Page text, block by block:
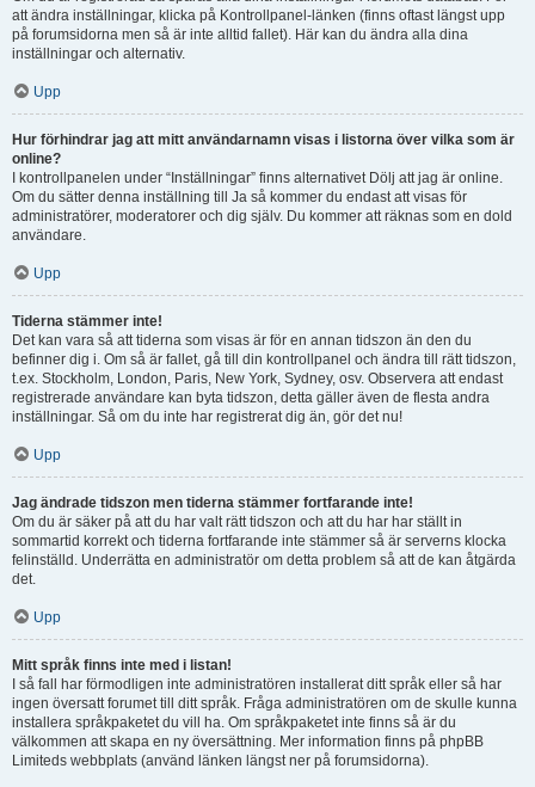
att ändra inställningar, klicka på Kontrollpanel-länken (finns oftast längst upp
på forumsidorna men så är inte alltid fallet). Här kan du ändra alla dina
inställningar och alternativ.
Upp
Hur förhindrar jag att mitt användarnamn visas i listorna över vilka som är
online?
I kontrollpanelen under “Inställningar” finns alternativet Dölj att jag är online.
Om du sätter denna inställning till Ja så kommer du endast att visas för
administratörer, moderatorer och dig själv. Du kommer att räknas som en dold
användare.
Upp
Tiderna stämmer inte!
Det kan vara så att tiderna som visas är för en annan tidszon än den du
befinner dig i. Om så är fallet, gå till din kontrollpanel och ändra till rätt tidszon,
t.ex. Stockholm, London, Paris, New York, Sydney, osv. Observera att endast
registrerade användare kan byta tidszon, detta gäller även de flesta andra
inställningar. Så om du inte har registrerat dig än, gör det nu!
Upp
Jag ändrade tidszon men tiderna stämmer fortfarande inte!
Om du är säker på att du har valt rätt tidszon och att du har har ställt in
sommartid korrekt och tiderna fortfarande inte stämmer så är serverns klocka
felinställd. Underrätta en administratör om detta problem så att de kan åtgärda
det.
Upp
Mitt språk finns inte med i listan!
I så fall har förmodligen inte administratören installerat ditt språk eller så har
ingen översatt forumet till ditt språk. Fråga administratören om de skulle kunna
installera språkpaketet du vill ha. Om språkpaketet inte finns så är du
välkommen att skapa en ny översättning. Mer information finns på phpBB
Limiteds webbplats (använd länken längst ner på forumsidorna).